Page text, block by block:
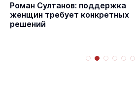
Роман Султанов: поддержка
женщин требует конкретных
решений